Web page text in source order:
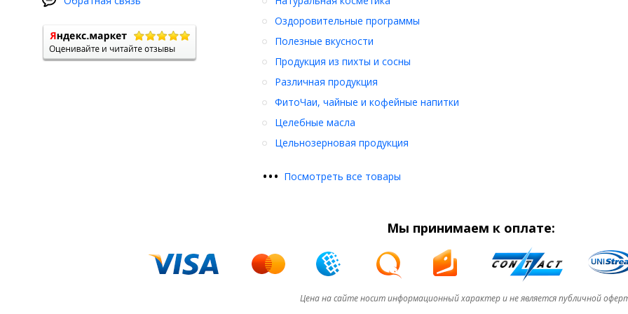
Оздоровительные программы
Полезные вкусности
Продукция из пихты и сосны
Различная продукция
ФитоЧаи, чайные и кофейные напитки
Целебные масла
Цельнозерновая продукция
••• Посмотреть все товары
Мы принимаем к оплате:
Цена на сайте носит информационный характер и не является публичной